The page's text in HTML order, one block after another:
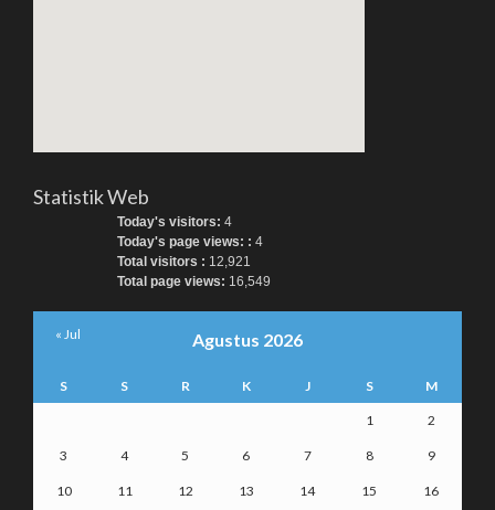
Statistik Web
Today's visitors: 4
Today's page views: : 4
Total visitors : 12,921
Total page views: 16,549
Agustus 2026
S S R K J S M
1 2
3 4 5 6 7 8 9
10 11 12 13 14 15 16
« Jul